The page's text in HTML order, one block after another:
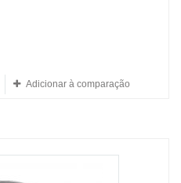
Adicionar à comparação